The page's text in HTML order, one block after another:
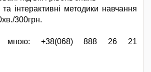
інтерактивні методики навчання
300грн.
мною: +38(068) 888 26 21